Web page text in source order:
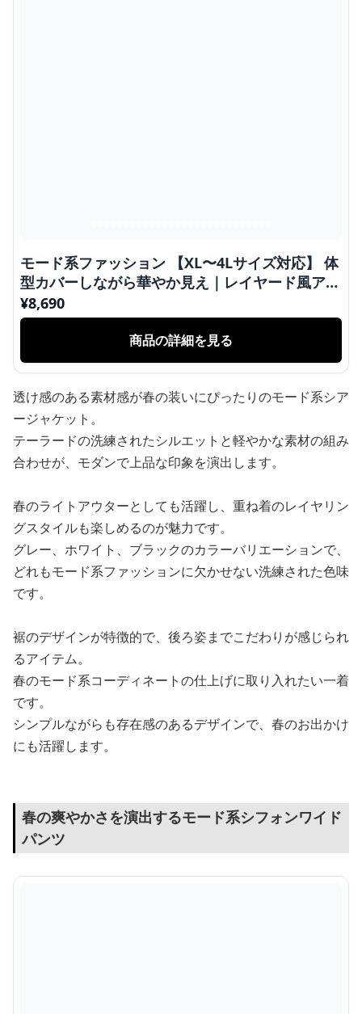
モード系ファッション 【XL〜4Lサイズ対応】 体
型カバーしながら華やか見え｜レイヤード風アシ
ンメトリーブラウス
¥8,690
商品の詳細を見る
透け感のある素材感が春の装いにぴったりのモード系シア
ージャケット。
テーラードの洗練されたシルエットと軽やかな素材の組み
合わせが、モダンで上品な印象を演出します。
春のライトアウターとしても活躍し、重ね着のレイヤリン
グスタイルも楽しめるのが魅力です。
グレー、ホワイト、ブラックのカラーバリエーションで、
どれもモード系ファッションに欠かせない洗練された色味
です。
裾のデザインが特徴的で、後ろ姿までこだわりが感じられ
るアイテム。
春のモード系コーディネートの仕上げに取り入れたい一着
です。
シンプルながらも存在感のあるデザインで、春のお出かけ
にも活躍します。
春の爽やかさを演出するモード系シフォンワイド
パンツ